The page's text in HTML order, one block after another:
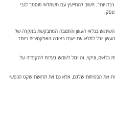
בגלאי העשן והתגובה המתבקשת במקרה של
יוכל למלא את ייעודו בצורה האפקטיבית ביותר.
גלאים, וניקוי. זה יכול לשמש כעדות להקפדה על
את הבטיחות שלכם, אלא גם את תחושת שקט הנפשי